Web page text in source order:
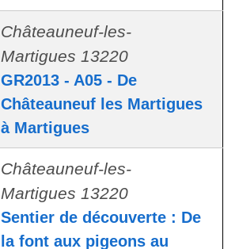
Châteauneuf-les-
Martigues 13220
GR2013 - A05 - De
Châteauneuf les Martigues
à Martigues
Châteauneuf-les-
Martigues 13220
Sentier de découverte : De
la font aux pigeons au